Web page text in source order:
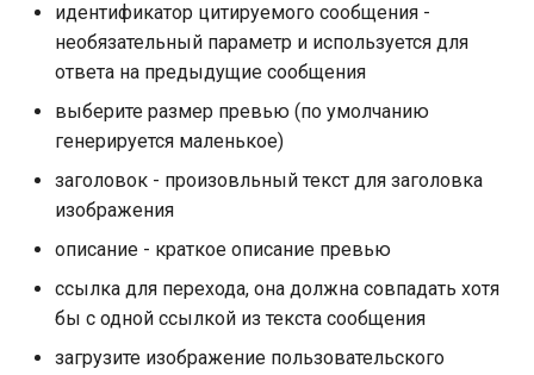
идентификатор цитируемого сообщения -
необязательный параметр и используется для
ответа на предыдущие сообщения
выберите размер превью (по умолчанию
генерируется маленькое)
заголовок - произовльный текст для заголовка
изображения
описание - краткое описание превью
ссылка для перехода, она должна совпадать хотя
бы с одной ссылкой из текста сообщения
загрузите изображение пользовательского